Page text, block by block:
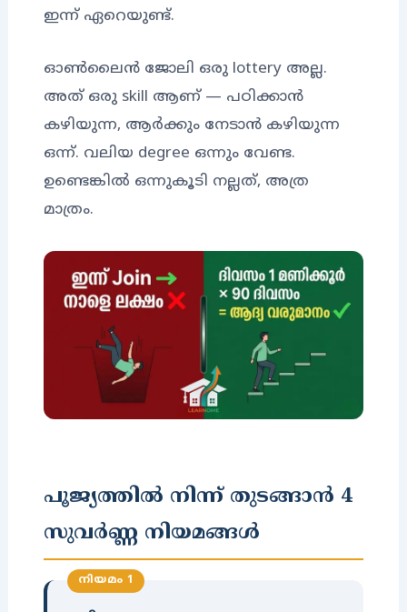
ഇന്ന് ഏറെയുണ്ട്.
ഓൺലൈൻ ജോലി ഒരു lottery അല്ല.
അത് ഒരു skill ആണ് — പഠിക്കാൻ
കഴിയുന്ന, ആർക്കും നേടാൻ കഴിയുന്ന
ഒന്ന്. വലിയ degree ഒന്നും വേണ്ട.
ഉണ്ടെങ്കിൽ ഒന്നുകൂടി നല്ലത്, അത്ര
മാത്രം.
പൂജ്യത്തിൽ നിന്ന് തുടങ്ങാൻ 4
സുവർണ്ണ നിയമങ്ങൾ
നിയമം 1